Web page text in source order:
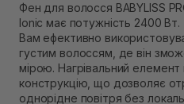
Самовивіз м. Рівне, вул.
В наявності
Самовивіз м. Рівне, вул.
Екватор)
В наявності
Фен для волосся BABYLISS
Ionic має потужність 2400
Вам ефективно
густим волоссям, де він
мірою. Нагрівальний
конструкцію, що дозволяє
однорідне повітря без